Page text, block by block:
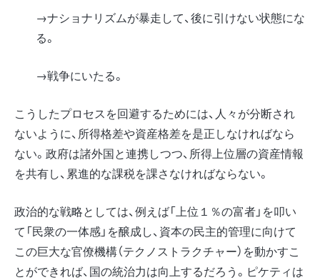
→ナショナリズムが暴走して、後に引けない状態にな
る。
→戦争にいたる。
こうしたプロセスを回避するためには、人々が分断され
ないように、所得格差や資産格差を是正しなければなら
ない。政府は諸外国と連携しつつ、所得上位層の資産情報
を共有し、累進的な課税を課さなければならない。
政治的な戦略としては、例えば「上位１％の富者」を叩い
て「民衆の一体感」を醸成し、資本の民主的管理に向けて
この巨大な官僚機構（テクノストラクチャー）を動かすこ
とができれば、国の統治力は向上するだろう。ピケティは